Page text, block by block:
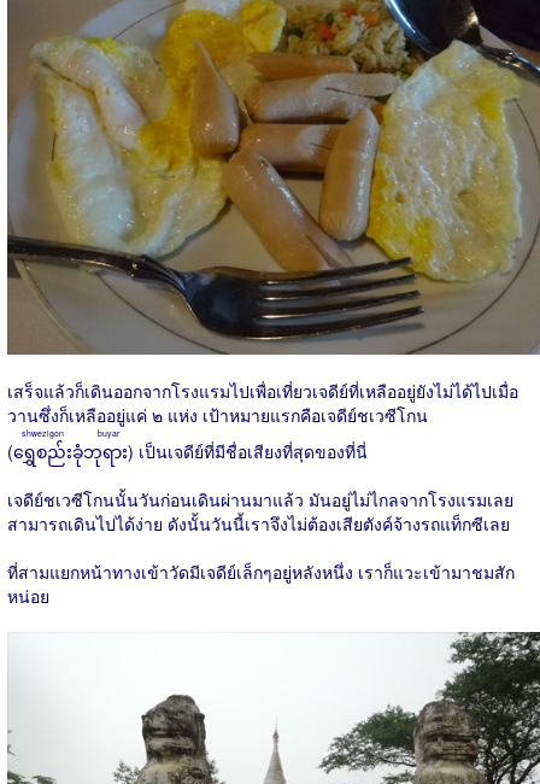
เสร็จแล้วก็เดินออกจากโรงแรมไปเพื่อเที่ยวเจดีย์ที่เหลืออยู่ยังไม่ได้ไปเมื่อ
วานซึ่งก็เหลืออยู่แค่ ๒ แห่ง เป้าหมายแรกคือเจดีย์ชเวซีโกน
(ရွှေစည်းခုံဘုရား
shwezigon buyar
) เป็นเจดีย์ที่มีชื่อเสียงที่สุดของที่นี่
เจดีย์ชเวซีโกนนั้นวันก่อนเดินผ่านมาแล้ว มันอยู่ไม่ไกลจากโรงแรมเลย
สามารถเดินไปได้ง่าย ดังนั้นวันนี้เราจึงไม่ต้องเสียตังค์จ้างรถแท็กซีเลย
ที่สามแยกหน้าทางเข้าวัดมีเจดีย์เล็กๆอยู่หลังหนึ่ง เราก็แวะเข้ามาชมสัก
หน่อย